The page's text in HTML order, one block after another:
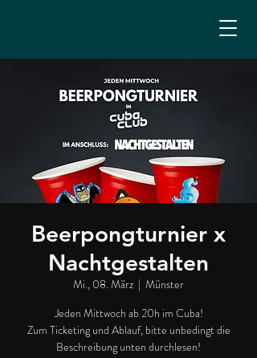
Beerpongturnier x
Nachtgestalten
Mi., 08. März
  |
Münster
Jeden Mittwoch ab 20h im Cuba!
Zum Ticketing und Ablauf, bitte unbedingt die
Beschreibung unten durchlesen!